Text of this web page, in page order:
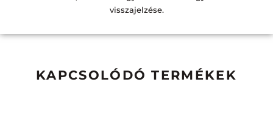
visszajelzése.
KAPCSOLÓDÓ TERMÉKEK